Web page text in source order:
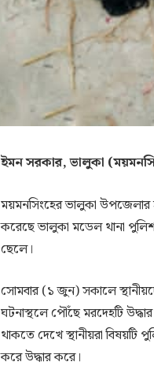
ইমন সরকার, ভালুকা
ময়মনসিংহের ভালুকা উপজেলার
করেছে ভালুকা মডেল থানা
ছেলে।
সোমবার (১ জুন) সকালে
ঘটনাস্থলে পৌঁছে মরদেহটি
থাকতে দেখে স্থানীয়রা
করে উদ্ধার করে।